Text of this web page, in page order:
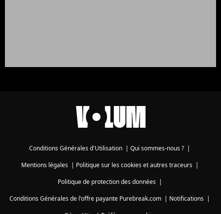
Conditions Générales d'Utilisation Qui sommes-nous ?
Mentions légales| Politique sur les cookies et autres traceurs|
Politique de protection des données|
Conditions Générales de l'offre payante Purebreak.com
Notifications